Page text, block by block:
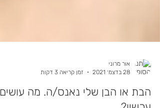
אור מרוני
28 בדצמ׳ 2021